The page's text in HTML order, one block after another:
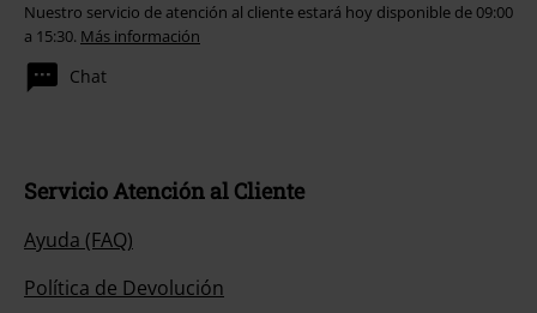
Nuestro servicio de atención al cliente estará hoy disponible de 09:00
a 15:30. Más información
Chat
Servicio Atención al Cliente
Ayuda (FAQ)
Política de Devolución